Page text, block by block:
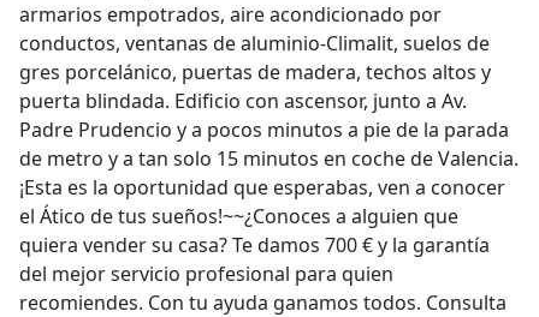
armarios empotrados, aire acondicionado por
conductos, ventanas de aluminio-Climalit, suelos de
gres porcelánico, puertas de madera, techos altos y
puerta blindada. Edificio con ascensor, junto a Av.
Padre Prudencio y a pocos minutos a pie de la parada
de metro y a tan solo 15 minutos en coche de Valencia.
¡Esta es la oportunidad que esperabas, ven a conocer
el Ático de tus sueños!~~¿Conoces a alguien que
quiera vender su casa? Te damos 700 € y la garantía
del mejor servicio profesional para quien
recomiendes. Con tu ayuda ganamos todos. Consulta